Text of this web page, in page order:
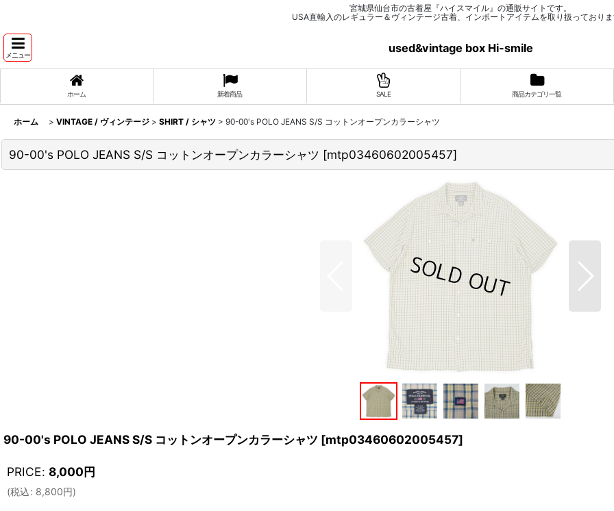
宮城県仙台市の古着屋『ハイスマイル』の通販サイトです。
USA直輸入のレギュラー＆ヴィンテージ古着、インポートアイテムを取り扱っておりま
メニュー
used&vintage box Hi-smile
ホーム 新着商品 SALE 商品カテゴリ一覧
ホーム > VINTAGE / ヴィンテージ > SHIRT / シャツ > 90-00's POLO JEANS S/S コットンオープンカラーシャツ
90-00's POLO JEANS S/S コットンオープンカラーシャツ [mtp03460602005457]
90-00's POLO JEANS S/S コットンオープンカラーシャツ [mtp03460602005457]
PRICE: 8,000円
(税込: 8,800円)